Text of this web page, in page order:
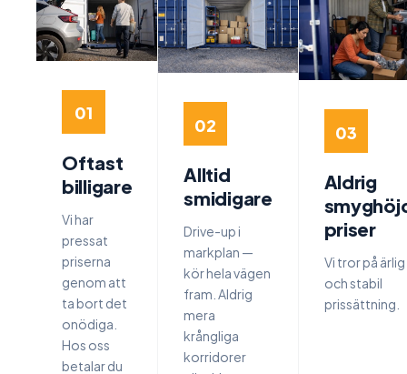
01
Oftast
billigare
Vi har
pressat
priserna
genom att
ta bort det
onödiga.
Hos oss
betalar du
02
Alltid
smidigare
Drive-up i
markplan —
kör hela vägen
fram. Aldrig
mera
krångliga
korridorer
03
Aldrig
priser
Vi tror på ärlig
och stabil
prissättning.